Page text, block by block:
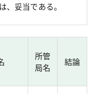
、妥当である。
所管
局名
結論